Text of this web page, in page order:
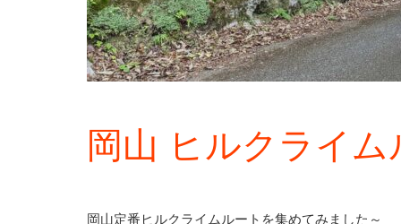
岡山 ヒルクライム
岡山定番ヒルクライムルートを集めてみました～